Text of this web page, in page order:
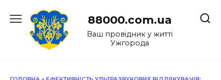
до
88000.com.ua
Ваш провідник у житті
Ужгорода